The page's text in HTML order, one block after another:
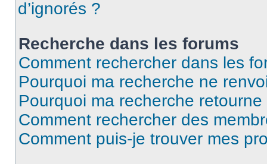
d’ignorés ?
Recherche dans les forums
Comment rechercher dans les
Pourquoi ma recherche ne
Pourquoi ma recherche
Comment rechercher des
Comment puis-je trouver mes